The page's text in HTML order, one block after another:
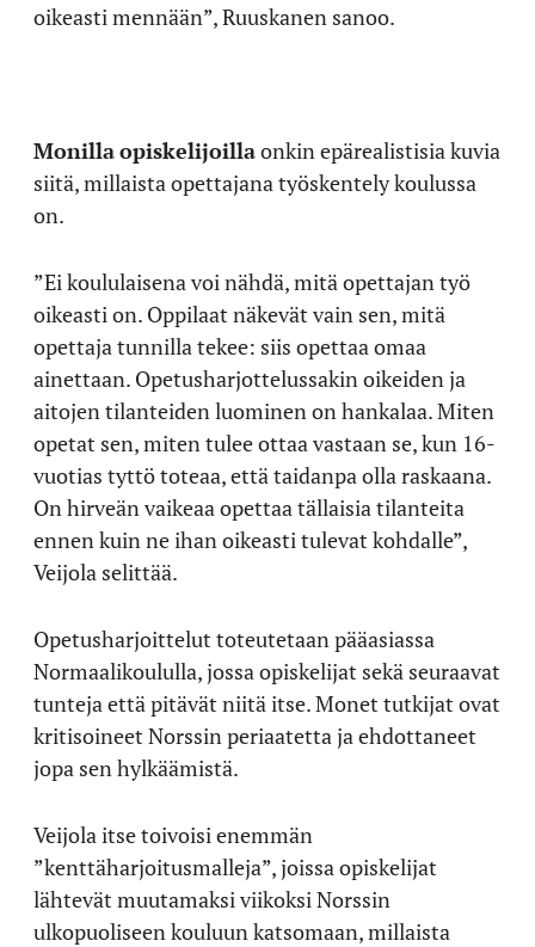
oikeasti mennään”, Ruuskanen sanoo.
Monillaopiskelijoillaonkin epärealistisia kuvia
siitä, millaista opettajana työskentely koulussa
on.
”Ei koululaisena voi nähdä, mitä opettajan työ
oikeasti on. Oppilaat näkevät vain sen, mitä
opettaja tunnilla tekee: siis opettaa omaa
ainettaan. Opetusharjottelussakin oikeiden ja
aitojen tilanteiden luominen on hankalaa. Miten
opetat sen, miten tulee ottaa vastaan se, kun 16-
vuotias tyttö toteaa, että taidanpa olla raskaana.
On hirveän vaikeaa opettaa tällaisia tilanteita
ennen kuin ne ihan oikeasti tulevat kohdalle”,
Veijola selittää.
Opetusharjoittelut toteutetaan pääasiassa
Normaalikoululla, jossa opiskelijat sekä seuraavat
tunteja että pitävät niitä itse. Monet tutkijat ovat
kritisoineet Norssin periaatetta ja ehdottaneet
jopa sen hylkäämistä.
Veijola itse toivoisi enemmän
”kenttäharjoitusmalleja”, joissa opiskelijat
lähtevät muutamaksi viikoksi Norssin
ulkopuoliseen kouluun katsomaan, millaista